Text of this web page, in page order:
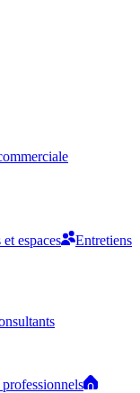
et espaces
Entretiens
professionnels